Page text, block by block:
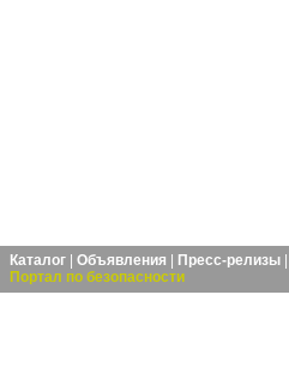
Каталог Объявления Пресс-релизы
Портал по безопасности